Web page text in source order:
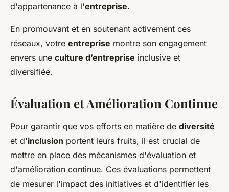
d'appartenance à l'entreprise.
En promouvant et en soutenant activement ces
réseaux, votre entreprise montre son engagement
envers une culture d’entreprise inclusive et
diversifiée.
Évaluation et Amélioration Continue
Pour garantir que vos efforts en matière de diversité
et d'inclusion portent leurs fruits, il est crucial de
mettre en place des mécanismes d'évaluation et
d'amélioration continue. Ces évaluations permettent
de mesurer l'impact des initiatives et d'identifier les